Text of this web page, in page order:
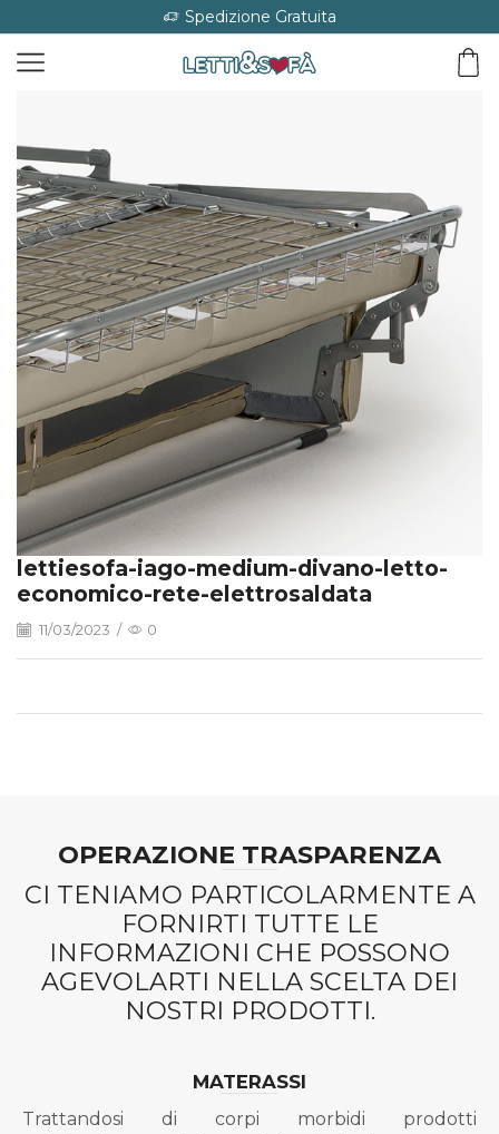
Spedizione Gratuita
lettiesofa-iago-medium-divano-letto-
economico-rete-elettrosaldata
11/03/2023 / 0
OPERAZIONE TRASPARENZA
CI TENIAMO PARTICOLARMENTE A
FORNIRTI TUTTE LE
INFORMAZIONI CHE POSSONO
AGEVOLARTI NELLA SCELTA DEI
NOSTRI PRODOTTI.
MATERASSI
Trattandosi di corpi morbidi prodotti